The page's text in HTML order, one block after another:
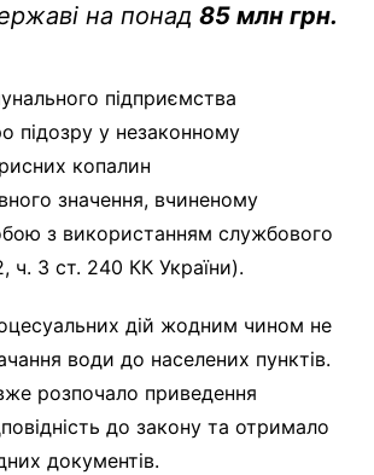
на понад 85 млн грн.
підприємства
підозру у незаконному
копалин
значення, вчиненому
з використанням службового
ч. 3 ст. 240 КК України).
дій жодним чином не
води до населених пунктів.
розпочало приведення
до закону та отримало
документів.